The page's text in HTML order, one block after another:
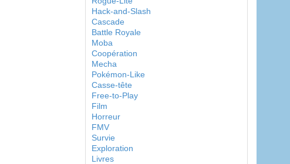
Hack-and-Slash
Cascade
Battle Royale
Moba
Coopération
Mecha
Pokémon-Like
Casse-tête
Free-to-Play
Film
Horreur
FMV
Survie
Exploration
Livres